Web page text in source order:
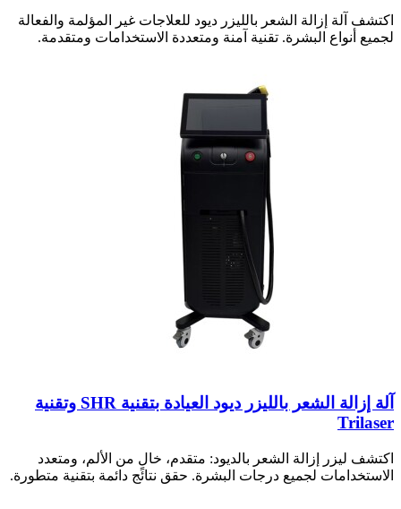
اكتشف آلة إزالة الشعر بالليزر ديود للعلاجات غير المؤلمة والفعالة
لجميع أنواع البشرة. تقنية آمنة ومتعددة الاستخدامات ومتقدمة.
آلة إزالة الشعر بالليزر ديود العيادة بتقنية SHR وتقنية
Trilaser
اكتشف ليزر إزالة الشعر بالديود: متقدم، خالٍ من الألم، ومتعدد
الاستخدامات لجميع درجات البشرة. حقق نتائج دائمة بتقنية متطورة.